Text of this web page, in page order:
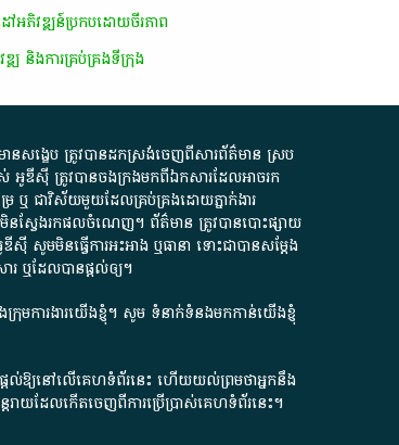
អភិវឌ្ឍន៍​ប្រកបដោយ​ចីរភាព
ឌ្ឍ និងការគ្រប់គ្រងទីក្រុង
ន​សង្ខេប​ ត្រូវ​បាន​ដកស្រង់​ចេញពី​សារព័ត៌មាន ស្រប
អូ​ឌី​ស៊ី​ ត្រូវ​បាន​ចងក្រង​មក​ពី​ឯកសារ​ដែល​អាច​រក​
ៃ​ ឬ​ ជា​វិស័យ​មួយ​ដែល​គ្រប់គ្រង​ដោយ​ភ្នាក់ងារ​
នស្វែង​រក​ផល​ចំណេញ​។​ ព័ត៌មាន​ ត្រូវ​បាន​បោះផ្សាយ​
សូម​មិន​ធ្វើការ​អះអាង​ ឬ​ធានា​ ទោះជា​បាន​សម្តែង​
ឬ​ដែល​បាន​ផ្តល់​ឲ្យ​។
រុមការងារយើងខ្ញុំ។ សូម ទំនាក់ទំនងមកកាន់យើងខ្ញុំ
តល់ឱ្យនៅលើគេហទំព័រនេះ ហើយយល់ព្រមថាអ្នកនឹង
រាយដែលកើតចេញពីការប្រើប្រាស់គេហទំព័រនេះ។